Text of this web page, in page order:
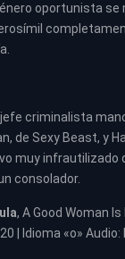
oportunista
jefe criminalista
de Sexy Beast, y
muy infrautilizado
consolador.
, A Good Woman Is
| Idioma «o»